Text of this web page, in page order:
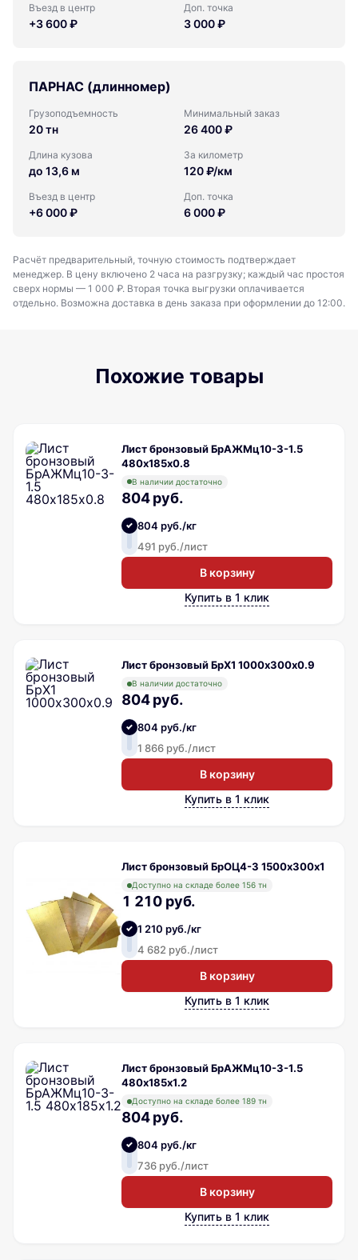
Въезд в центр
+3 600 ₽
Доп. точка
3 000 ₽
ПАРНАС (длинномер)
Грузоподъемность
20 тн
Минимальный заказ
26 400 ₽
Длина кузова
до 13,6 м
За километр
120 ₽/км
Въезд в центр
+6 000 ₽
Доп. точка
6 000 ₽
Расчёт предварительный, точную стоимость подтверждает
менеджер. В цену включено 2 часа на разгрузку; каждый час простоя
сверх нормы — 1 000 ₽. Вторая точка выгрузки оплачивается
отдельно. Возможна доставка в день заказа при оформлении до 12:00.
Похожие товары
Лист бронзовый БрАЖМц10-3-1.5
480х185х0.8
В наличии достаточно
804 руб.
804 руб./кг
491 руб./лист
В корзину
Купить в 1 клик
Лист бронзовый БрХ1 1000х300х0.9
В наличии достаточно
804 руб.
804 руб./кг
1 866 руб./лист
В корзину
Купить в 1 клик
Лист бронзовый БрОЦ4-3 1500х300х1
Доступно на складе более 156 тн
1 210 руб.
1 210 руб./кг
4 682 руб./лист
В корзину
Купить в 1 клик
Лист бронзовый БрАЖМц10-3-1.5
480х185х1.2
Доступно на складе более 189 тн
804 руб.
804 руб./кг
736 руб./лист
В корзину
Купить в 1 клик